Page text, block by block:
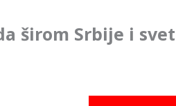
širom Srbije i